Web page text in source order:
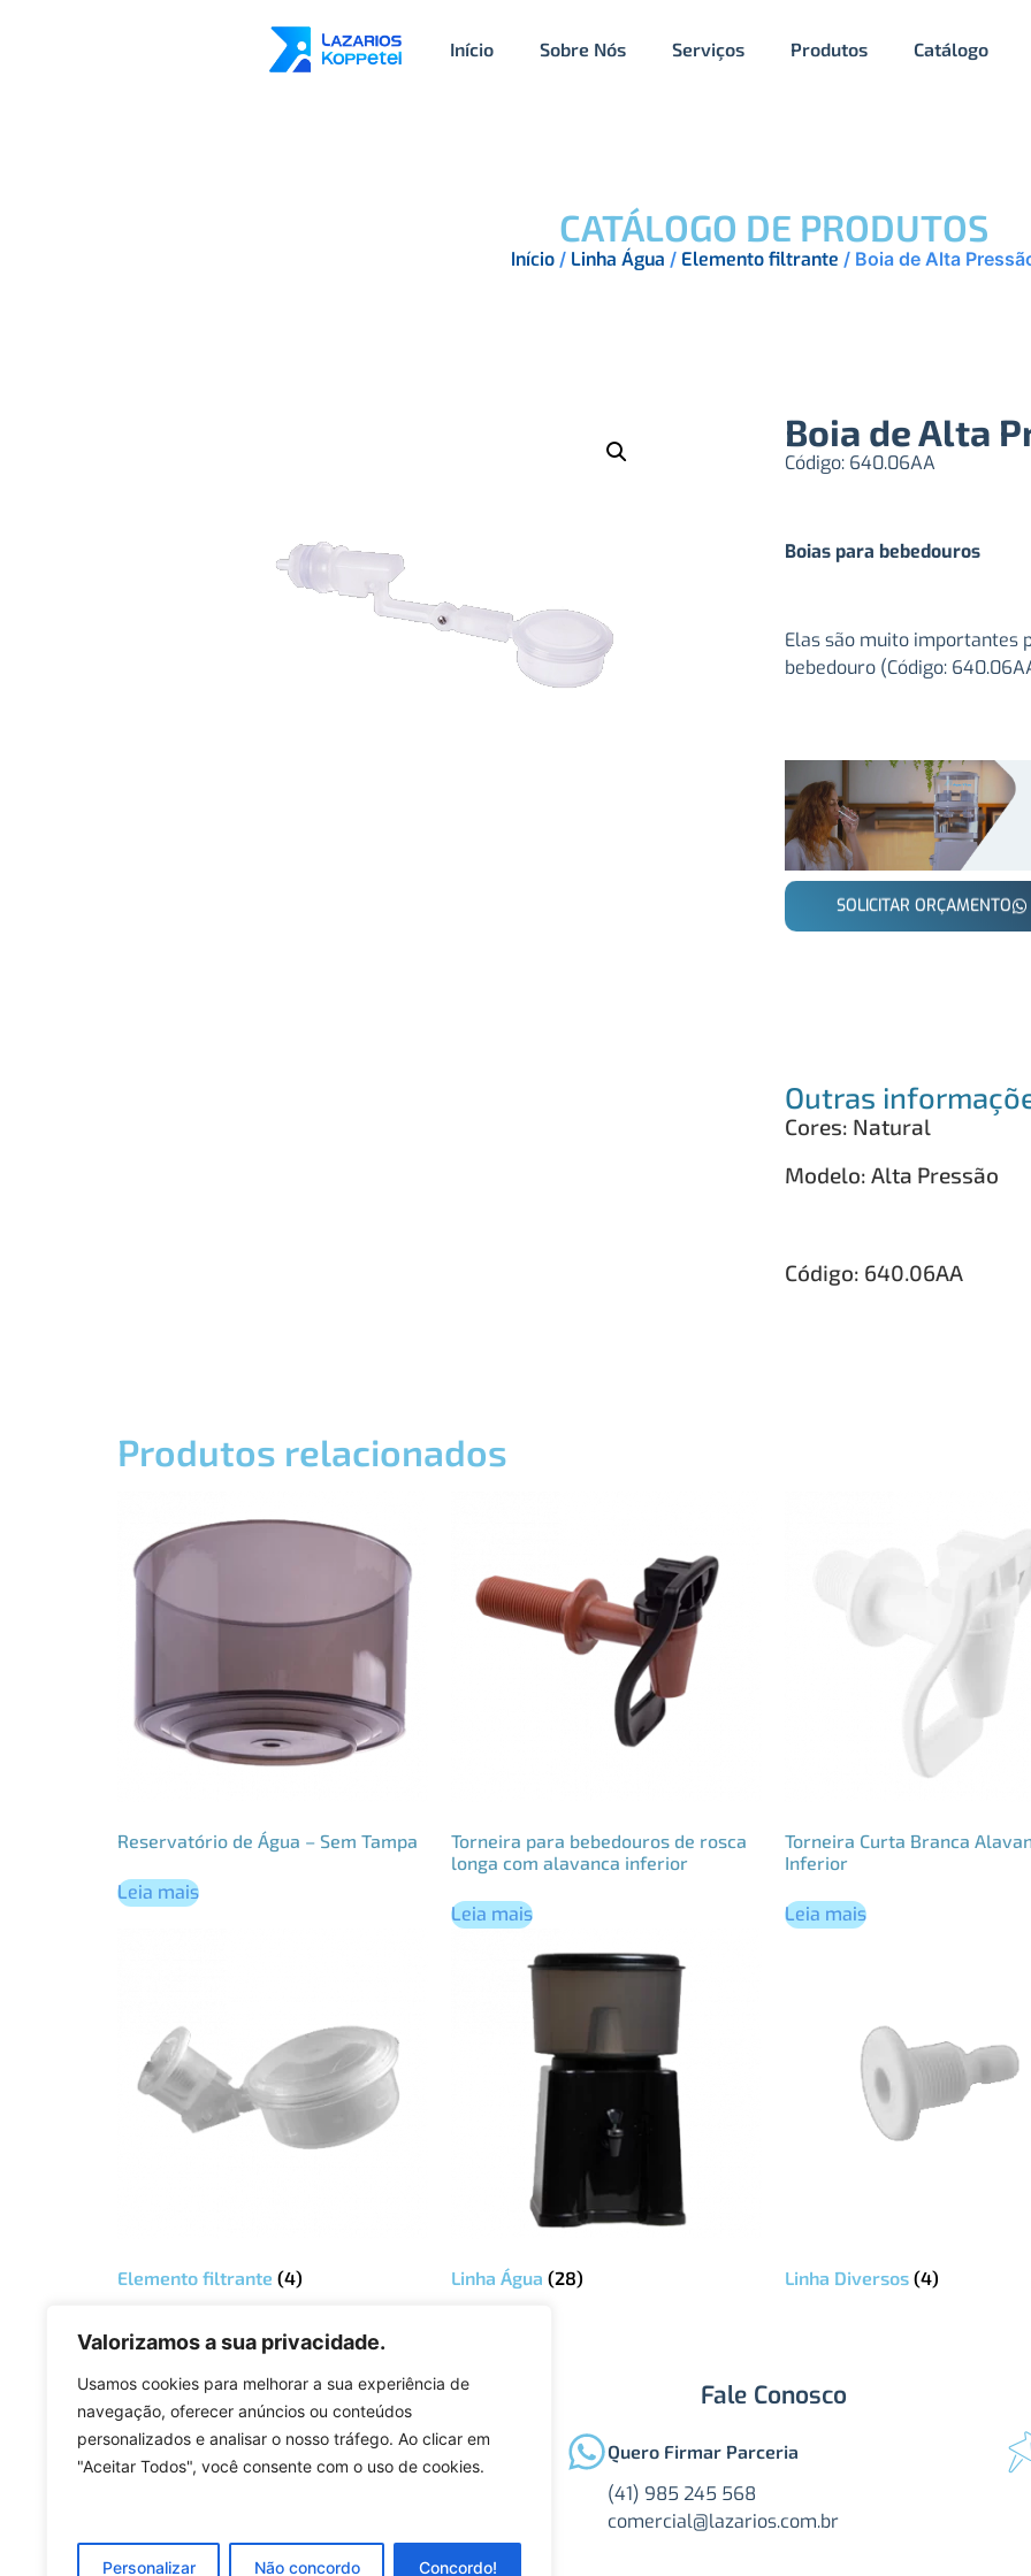
Valorizamos a sua privacidade.
Usamos cookies para melhorar a sua experiência de
navegação, oferecer anúncios ou conteúdos
personalizados e analisar o nosso tráfego. Ao clicar em
"Aceitar Todos", você consente com o uso de cookies.
Personalizar Não concordo Concordo!
Início Sobre Nós Serviços Produtos Catálogo
CATÁLOGO DE PRODUTOS
Início/ Linha Água / Elemento filtrante / Boia de Alta
Boia de Alta
Código: 640.06AA
Boias para bebedouros
Elas são muito importantes
bebedouro (Código:
SOLICITAR ORÇAMENTO
Outras
Cores: Natural
Modelo: Alta Pressão
Código: 640.06AA
Produtos relacionados
Reservatório de Água – Sem Tampa
Leia mais
Torneira para bebedouros de rosca
longa com alavanca inferior
Leia mais
Torneira Curta Branca
Inferior
Leia mais
Elemento filtrante (4) Linha Água (28) Linha Diversos (4)
Soluções e qualidade em plásticos.
Fale Conosco
Quero Firmar Parceria
(41) 985 245 568
comercial@lazarios.com.br